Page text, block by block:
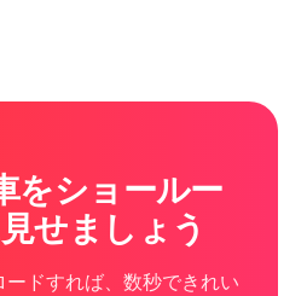
をショールー
せましょう
ドすれば、数秒できれい